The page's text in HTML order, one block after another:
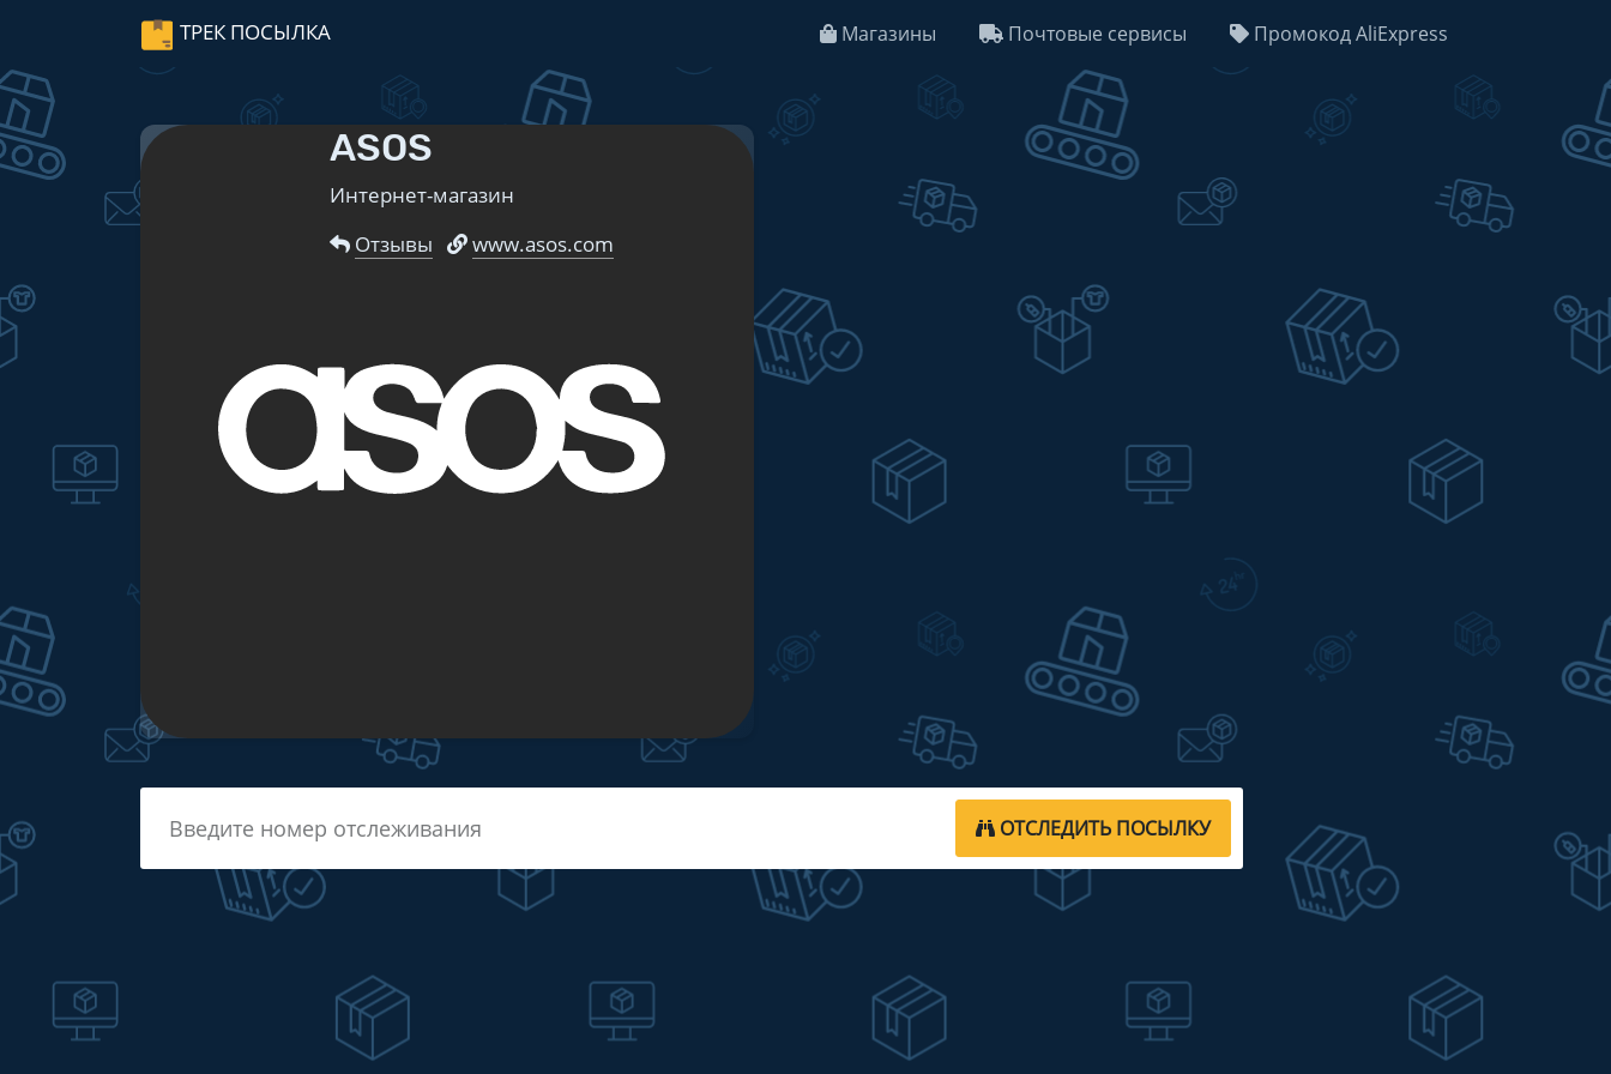
ТРЕК ПОСЫЛКА Магазины Почтовые сервисы Промокод AliExpress
ASOS
Интернет-магазин
Отзывы
www.asos.com
ОТСЛЕДИТЬ ПОСЫЛКУ